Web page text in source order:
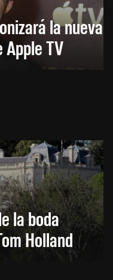
la nueva
TV
la boda
Holland